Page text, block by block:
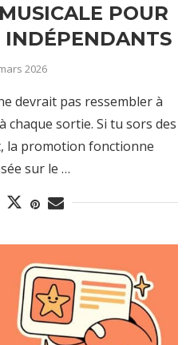
POUR
INDÉPENDANTS
2026
devrait pas ressembler à
chaque sortie. Si tu sors des
la promotion fonctionne
sur le …